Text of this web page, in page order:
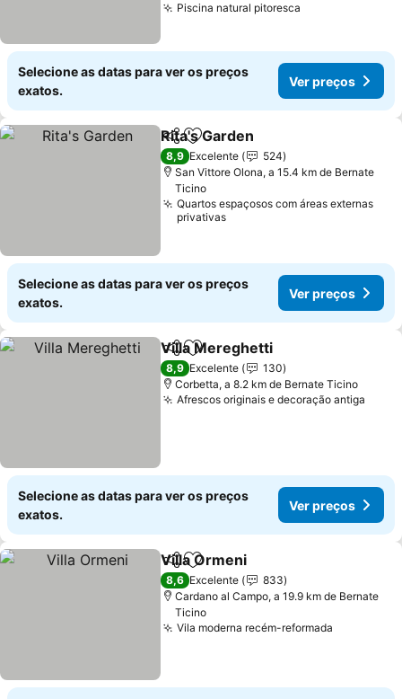
Piscina natural pitoresca
Selecione as datas para ver os preços
exatos.
Ver preços
PartilharAdicionar aos favoritos
Rita's Garden
8,9 Excelente
524
San Vittore Olona, a 15.4 km de Bernate
Ticino
Quartos espaçosos com áreas externas
privativas
Selecione as datas para ver os preços
exatos.
Ver preços
PartilharAdicionar aos favoritos
Villa Mereghetti
8,9 Excelente
130
Corbetta, a 8.2 km de Bernate Ticino
Afrescos originais e decoração antiga
Selecione as datas para ver os preços
exatos.
Ver preços
PartilharAdicionar aos favoritos
Villa Ormeni
8,6 Excelente
833
Cardano al Campo, a 19.9 km de Bernate
Ticino
Vila moderna recém-reformada